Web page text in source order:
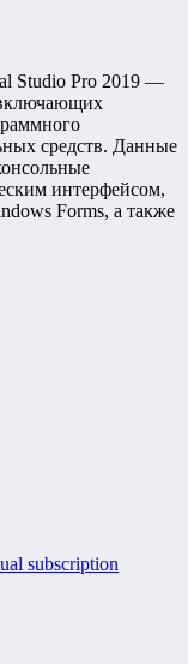
Studio Pro 2019 —
средств. Данные
интерфейсом,
Forms, а также
subscription